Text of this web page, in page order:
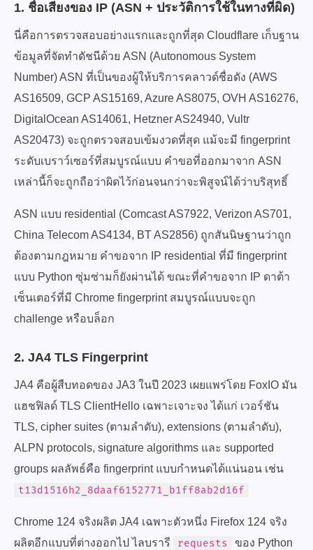
1. ชื่อเสียงของ IP (ASN + ประวัติการใช้ในทางที่ผิด)
นี่คือการตรวจสอบอย่างแรกและถูกที่สุด Cloudflare เก็บฐาน
ข้อมูลที่จัดทำดัชนีด้วย ASN (Autonomous System
Number) ASN ที่เป็นของผู้ให้บริการคลาวด์ชื่อดัง (AWS
AS16509, GCP AS15169, Azure AS8075, OVH AS16276,
DigitalOcean AS14061, Hetzner AS24940, Vultr
AS20473) จะถูกตรวจสอบเข้มงวดที่สุด แม้จะมี fingerprint
ระดับเบราว์เซอร์ที่สมบูรณ์แบบ คำขอที่ออกมาจาก ASN
เหล่านี้ก็จะถูกถือว่าผิดไว้ก่อนจนกว่าจะพิสูจน์ได้ว่าบริสุทธิ์
ASN แบบ residential (Comcast AS7922, Verizon AS701,
China Telecom AS4134, BT AS2856) ถูกสันนิษฐานว่าถูก
ต้องตามกฎหมาย คำขอจาก IP residential ที่มี fingerprint
แบบ Python ซุ่มซ่ามก็ยังผ่านได้ ขณะที่คำขอจาก IP ดาต้า
เซ็นเตอร์ที่มี Chrome fingerprint สมบูรณ์แบบจะถูก
challenge หรือบล็อก
2. JA4 TLS Fingerprint
JA4 คือผู้สืบทอดของ JA3 ในปี 2023 เผยแพร่โดย FoxIO มัน
แฮชฟิลด์ TLS ClientHello เฉพาะเจาะจง ได้แก่ เวอร์ชัน
TLS, cipher suites (ตามลำดับ), extensions (ตามลำดับ),
ALPN protocols, signature algorithms และ supported
groups ผลลัพธ์คือ fingerprint แบบกำหนดได้แน่นอน เช่น
t13d1516h2_8daaf6152771_b1ff8ab2d16f
Chrome 124 จริงผลิต JA4 เฉพาะตัวหนึ่ง Firefox 124 จริง
ผลิตอีกแบบที่ต่างออกไป ไลบรารี
requests
ของ Python